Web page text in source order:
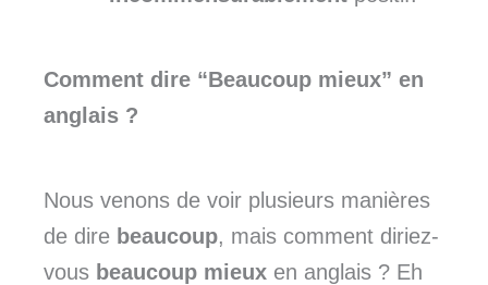
Comment dire “Beaucoup mieux” en
anglais ?
Nous venons de voir plusieurs manières
de dire beaucoup, mais comment diriez-
vous beaucoup mieux en anglais ? Eh